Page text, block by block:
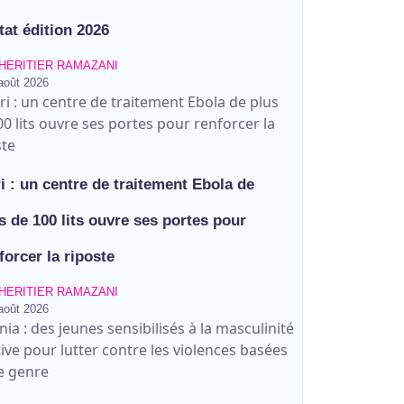
des finalistes musulmans
pour renforcer la riposte
les violences basées sur le
à Bunia pour transformer la foi
Savo sur la protection des
ce vendredi à Bunia
rapatrie le corps d’une victime à
Yima contre les
et appelle à une
« système mafieux »
édition 2026
HERITIER RAMAZANI
2026
: un centre de traitement Ebola de
de 100 lits ouvre ses portes pour
la riposte
HERITIER RAMAZANI
2026